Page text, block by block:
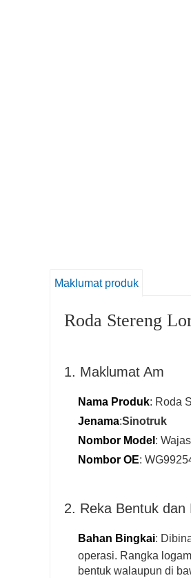
Maklumat produk
Roda Stereng
1. Maklumat Am
Nama Produk: Roda
Jenama:Sinotruk
Nombor Model :
Nombor OE:
2. Reka Bentuk dan
Bahan Bingkai:
operasi. Rangka
bentuk walaupun di